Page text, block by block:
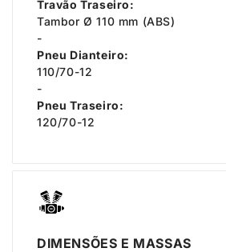
Travão Traseiro:
Tambor Ø 110 mm (ABS)
-
Pneu Dianteiro:
110/70-12
-
Pneu Traseiro:
120/70-12
DIMENSÕES E MASSAS